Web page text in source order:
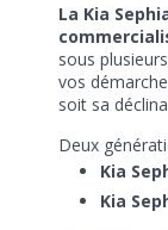
La Kia
sous
vos
soit sa
Deux
Kia
Kia